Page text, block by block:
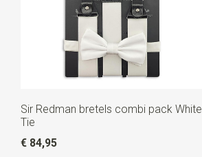
Sir Redman bretels combi pack White
Tie
€ 84,95